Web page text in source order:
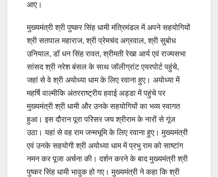
आए।
मुख्यमंत्री श्री पुष्कर सिंह धामी मंत्रिमंडल में अपने सहयोगियों
श्री सतपाल महाराज, श्री प्रेमचंद अग्रवाल, श्री सुबोध
उनियाल, डॉ धन सिंह रावत, श्रीमती रेखा आर्य एवं राज्यसभा
सांसद श्री नरेश बंसल के साथ जॉलीग्रांट एयरपोर्ट पहुंचे,
जहां से वे श्री अयोध्या धाम के लिए रवाना हुए। अयोध्या में
महर्षि वाल्मीकि अंतरराष्ट्रीय हवाई अड्डा में पहुंचे पर
मुख्यमंत्री श्री धामी और उनके सहयोगियों का भव्य स्वागत
हुआ। इस दौरान पूरा परिसर जय श्रीराम के नारों से गूंज
उठा। यहां से वह राम जन्मभूमि के लिए रवाना हुए। मुख्यमंत्री
एवं उनके सहयोगी श्री अयोध्या धाम में प्रभु राम को साष्टांग
नमन कर पूजा अर्चना की। दर्शन करने के बाद मुख्यमंत्री श्री
पुष्कर सिंह धामी भावुक हो गए। मुख्यमंत्री ने कहा कि श्री